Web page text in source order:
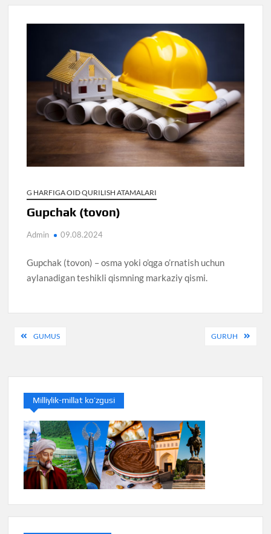
G HARFIGA OID QURILISH ATAMALARI
Gupchak (tovon)
Admin 09.08.2024
Gupchak (tovon) – osma yoki o’qga o’rnatish uchun
aylanadigan teshikli qismning markaziy qismi.
PostGUMUS GURUH
Milliylik-millat ko’zgusi